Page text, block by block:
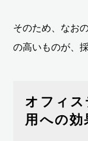
そのため、なお
の高いものが、
オフィ
用への効